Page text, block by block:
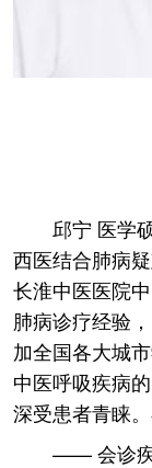
邱宁 医学
西医结合肺病
长淮中医医院
肺病诊疗经验
加全国各大城
中医呼吸疾病
深受患者青睐
—— 会诊